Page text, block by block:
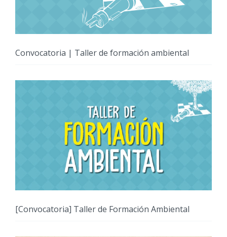
Convocatoria | Taller de formación ambiental
[Convocatoria] Taller de Formación Ambiental